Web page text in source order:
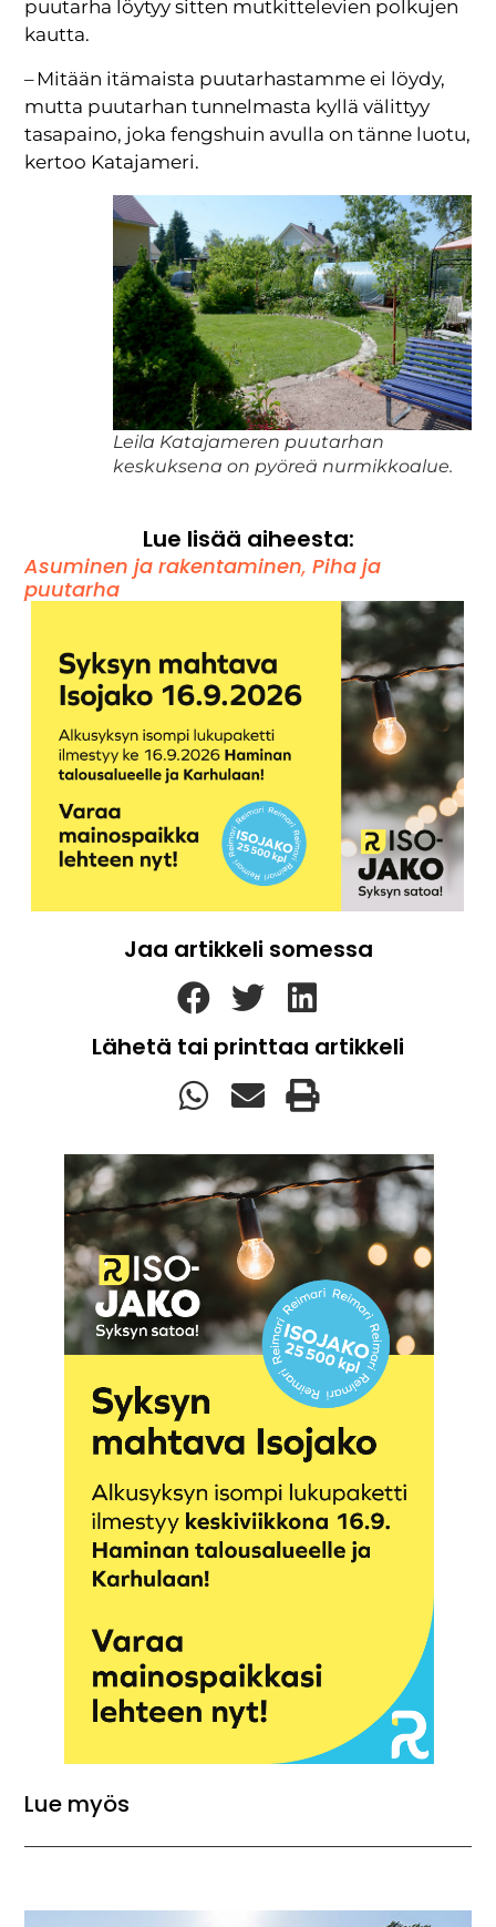
puutarha löytyy sitten mutkittelevien polkujen
kautta.
– Mitään itämaista puutarhastamme ei löydy,
mutta puutarhan tunnelmasta kyllä välittyy
tasapaino, joka fengshuin avulla on tänne luotu,
kertoo Katajameri.
Leila Katajameren puutarhan
keskuksena on pyöreä nurmikkoalue.
Lue lisää aiheesta:
Asuminen ja rakentaminen,Piha ja
puutarha
Jaa artikkeli somessa
Lähetä tai printtaa artikkeli
Lue myös